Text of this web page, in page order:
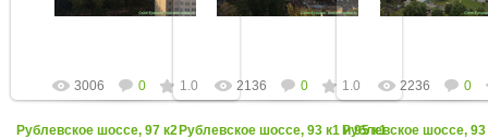
3006 0 1.0 2136 0 1.0 2236 0
Рублевское шоссе, 97 к2 Рублевское шоссе, 93 к1 и 95 к1Рублевское шоссе, 93